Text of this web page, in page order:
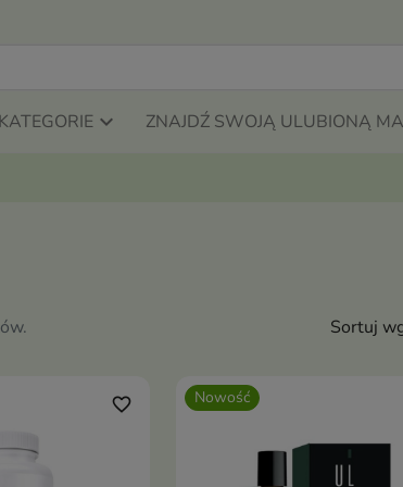
KATEGORIE ZNAJDŹ SWOJĄ ULUBIONĄ
Sortuj
favorite_border Nowość